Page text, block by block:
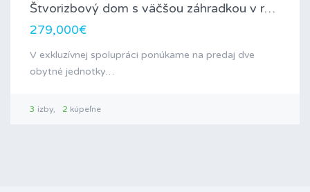
Štvorizbový dom s väčšou záhradkou v rezidenčnej…
279,000€
V exkluzívnej spolupráci ponúkame na predaj dve
obytné jednotky…
3 izby 2 kúpeľne